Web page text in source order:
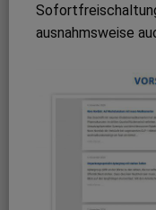
ausnahmsweise